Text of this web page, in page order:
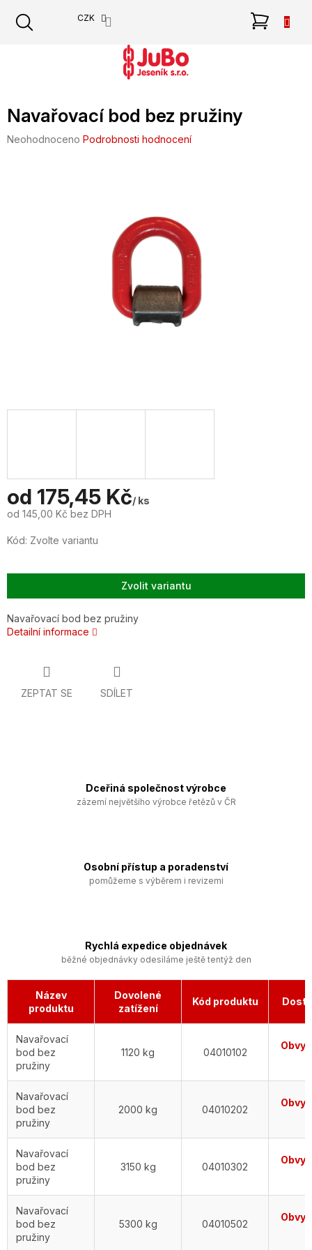
obsah
CZK
Navařovací bod bez pružiny
Průměrné
Neohodnoceno Podrobnosti hodnocení
od 175,45 Kč/ ks
od 145,00 Kč bez DPH
cena:
Kód: Zvolte variantu
Zvolit variantu
Navařovací bod bez pružiny
Detailní informace
ZEPTAT SE SDÍLET
Dceřiná společnost výrobce
zázemí největšího výrobce řetězů v ČR
Osobní přístup a poradenství
pomůžeme s výběrem i revizemi
Rychlá expedice objednávek
běžné objednávky odesíláme ještě tentýž den
Název
produktu
Dovolené
zatížení
Kód produktu
Navařovací
bod bez
pružiny
1120 kg 04010102
Navařovací
bod bez
pružiny
2000 kg 04010202
Navařovací
bod bez
pružiny
3150 kg 04010302
Navařovací
bod bez
pružiny
5300 kg 04010502